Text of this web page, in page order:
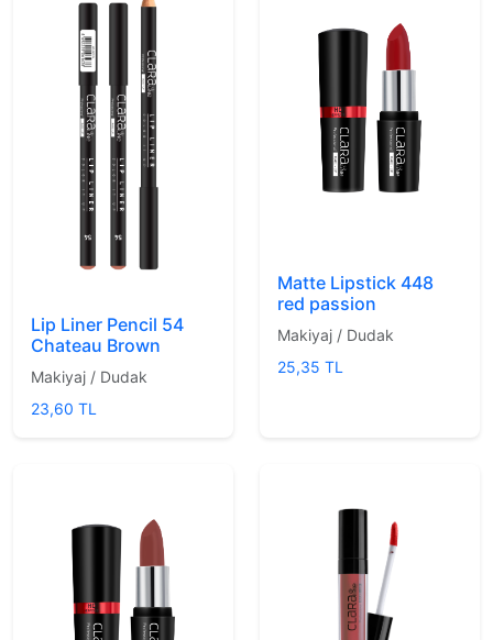
Lip Liner Pencil 54
Chateau Brown
Makiyaj / Dudak
23,60 TL
Matte Lipstick 448
red passion
Makiyaj / Dudak
25,35 TL